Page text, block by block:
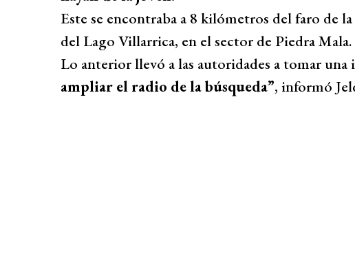
Este se encontraba a 8 kilómetros del faro de
del Lago Villarrica, en el sector de Piedra Mala.
Lo anterior llevó a las autoridades a tomar
ampliar el radio de la búsqueda”, informó